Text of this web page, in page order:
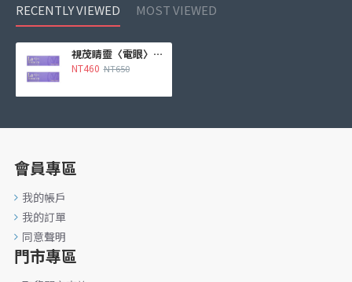
RECENTLY VIEWED MOST VIEWED
視茂睛靈〈電眼〉彩色日拋隱形眼鏡 【10片裝】2盒
NT460 NT650
會員專區
我的帳戶
我的訂單
同意聲明
門市專區